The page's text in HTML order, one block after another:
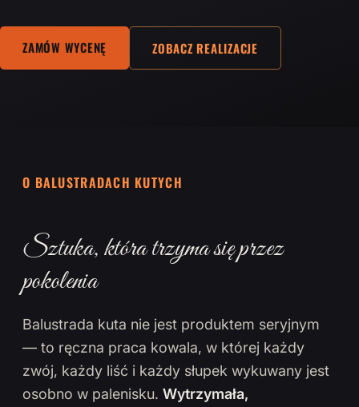
ZAMÓW WYCENĘ ZOBACZ REALIZACJE
O BALUSTRADACH KUTYCH
Sztuka, która trzyma się przez
pokolenia
Balustrada kuta nie jest produktem seryjnym
— to ręczna praca kowala, w której każdy
zwój, każdy liść i każdy słupek wykuwany jest
osobno w palenisku. Wytrzymała,